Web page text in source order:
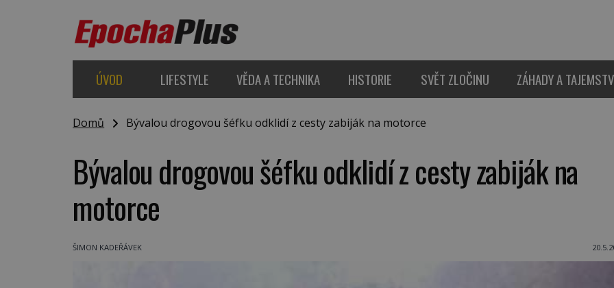
ÚVOD LIFESTYLE VĚDA A TECHNIKA HISTORIE SVĚT ZLOČINU ZÁHADY A
Domů Bývalou drogovou šéfku odklidí z cesty zabiják na motorce
Bývalou drogovou šéfku odklidí z cesty zabiják na
motorce
ŠIMON KADEŘÁVEK